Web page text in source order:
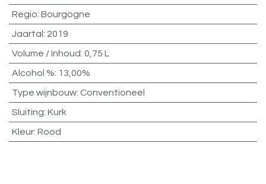
Regio: Bourgogne
Jaartal : 2019
Volume / Inhoud: 0,75 L
Alcohol %: 13,00%
Type wijnbouw: Conventioneel
Sluiting: Kurk
Kleur: Rood